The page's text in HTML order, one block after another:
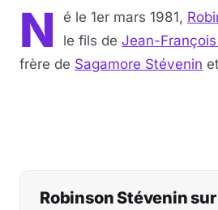
N é le 1er mars 1981,
le fils de Jean-
frère de Sagamore Stévenin et
Robinson Stévenin